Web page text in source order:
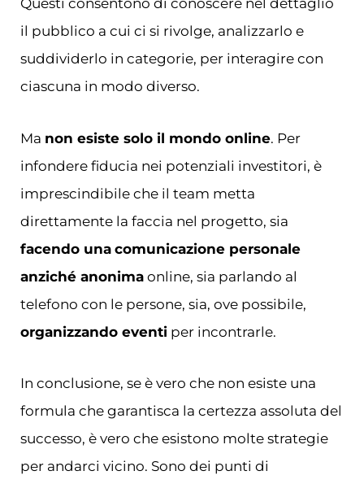
il pubblico a cui ci si rivolge, analizzarlo e
suddividerlo in categorie, per interagire con
ciascuna in modo diverso.
Ma non esiste solo il mondo online. Per
infondere fiducia nei potenziali investitori, è
imprescindibile che il team metta
direttamente la faccia nel progetto, sia
facendo una comunicazione personale
anziché anonima online, sia parlando al
telefono con le persone, sia, ove possibile,
organizzando eventi per incontrarle.
In conclusione, se è vero che non esiste una
formula che garantisca la certezza assoluta del
successo, è vero che esistono molte strategie
per andarci vicino. Sono dei punti di